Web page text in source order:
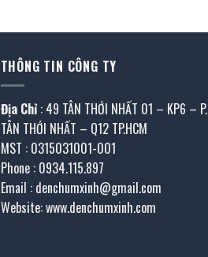
THÔNG TIN CÔNG TY
Địa Chỉ : 49 TÂN THỚI NHẤT 01 – KP6 – P.
TÂN THỚI NHẤT – Q12 TP.HCM
MST : 0315031001-001
Phone : 0934.115.897
Email : denchumxinh@gmail.com
Website: www.denchumxinh.com